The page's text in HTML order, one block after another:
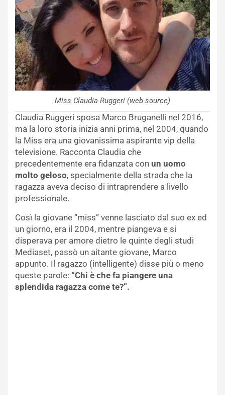
Miss Claudia Ruggeri (web source)
Claudia Ruggeri sposa Marco Bruganelli nel 2016,
ma la loro storia inizia anni prima, nel 2004, quando
la Miss era una giovanissima aspirante vip della
televisione. Racconta Claudia che
precedentemente era fidanzata con un uomo
molto geloso, specialmente della strada che la
ragazza aveva deciso di intraprendere a livello
professionale.
Così la giovane “miss” venne lasciato dal suo ex ed
un giorno, era il 2004, mentre piangeva e si
disperava per amore dietro le quinte degli studi
Mediaset, passò un aitante giovane, Marco
appunto. Il ragazzo (intelligente) disse più o meno
queste parole: “Chi è che fa piangere una
splendida ragazza come te?”.